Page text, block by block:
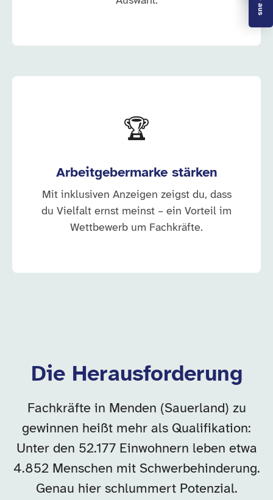
🏆
Arbeitgebermarke stärken
Mit inklusiven Anzeigen zeigst du, dass
du Vielfalt ernst meinst – ein Vorteil im
Wettbewerb um Fachkräfte.
Die Herausforderung
Fachkräfte in Menden (Sauerland) zu
gewinnen heißt mehr als Qualifikation:
Unter den 52.177 Einwohnern leben etwa
4.852 Menschen mit Schwerbehinderung.
Genau hier schlummert Potenzial.